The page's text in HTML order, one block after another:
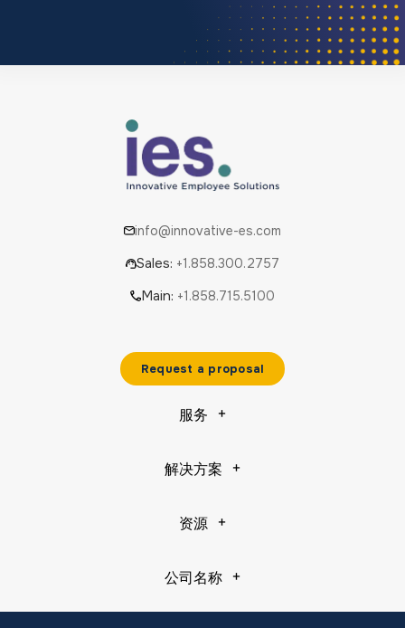
info@innovative-es.com
Sales: +1.858.300.2757
Main: +1.858.715.5100
Request a proposal
服务
解决方案
资源
公司名称